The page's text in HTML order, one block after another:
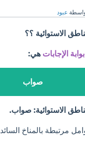
عبود
الاستوائية ؟؟
بوابة الإجابات هي:
صواب
الاستوائية: صواب.
مرتبطة بالمناخ السائد